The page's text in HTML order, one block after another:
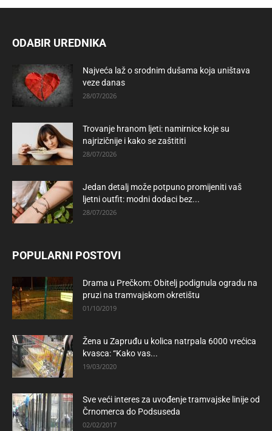
ODABIR UREDNIKA
Najveća laž o srodnim dušama koja uništava
veze danas
28/07/2026
Trovanje hranom ljeti: namirnice koje su
najrizičnije i kako se zaštititi
28/07/2026
Jedan detalj može potpuno promijeniti vaš
ljetni outfit: modni dodaci bez...
28/07/2026
POPULARNI POSTOVI
Drama u Prečkom: Obitelj podignula ogradu na
pruzi na tramvajskom okretištu
01/10/2019
Žena u Zapruđu u kolica natrpala 6000 vrećica
kvasca: “Kako vas...
19/03/2020
Sve veći interes za uvođenje tramvajske linije od
Črnomerca do Podsuseda
02/02/2017